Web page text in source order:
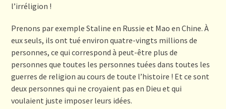
l’irréligion !
Prenons par exemple Staline en Russie et Mao en Chine. À
eux seuls, ils ont tué environ quatre-vingts millions de
personnes, ce qui correspond à peut-être plus de
personnes que toutes les personnes tuées dans toutes les
guerres de religion au cours de toute l’histoire ! Et ce sont
deux personnes qui ne croyaient pas en Dieu et qui
voulaient juste imposer leurs idées.